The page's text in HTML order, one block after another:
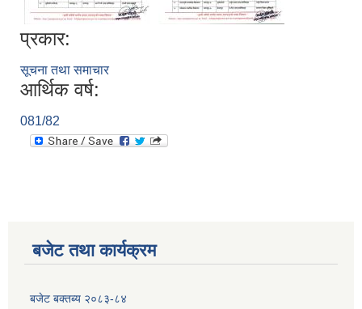
प्रकार:
सूचना तथा समाचार
आर्थिक वर्ष:
081/82
बजेट तथा कार्यक्रम
बजेट बक्तब्य २०८३-८४